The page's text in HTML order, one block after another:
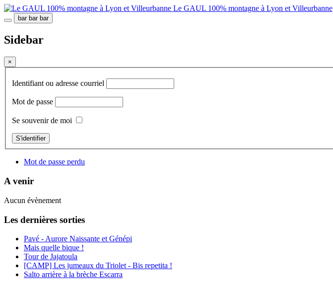
Le GAUL 100% montagne à Lyon et Villeurbanne
bar bar bar
Sidebar
×
Identifiant ou adresse courriel
Mot de passe
Se souvenir de moi
S'identifier
Mot de passe perdu
A venir
Aucun évènement
Les dernières sorties
Pavé - Aurore Naissante et Génépi
Mais quelle bique !
Tour de Jajatoula
[CAMP] Les jumeaux du Triolet - Bis repetita !
Salto arrière à la brèche Escarra